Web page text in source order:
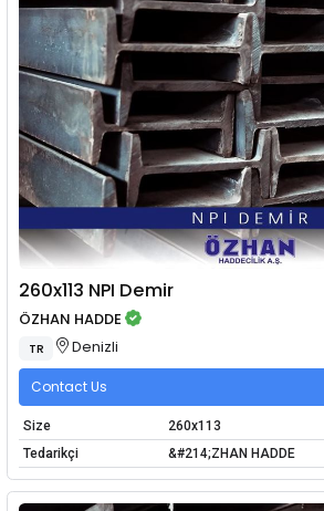
260x113 NPI Demir
ÖZHAN HADDE
TR Denizli
Contact Us
Size
260x113
Tedarikçi
&#214;ZHAN HADDE